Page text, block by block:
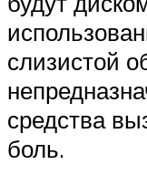
слизистой
средства
боль.